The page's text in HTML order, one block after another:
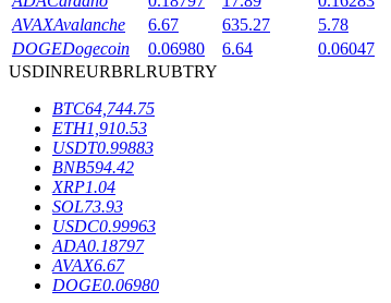
Altos retornos e acesso instantâneo
Launchpool
Staking flexível para ganhar tokens populares.
AVAXAvalanche 6.67 635.27 5.78
DOGEDogecoin 0.06980 6.64 0.06047
USDINREURBRLRUBTRY
BTC64,744.75
ETH1,910.53
USDT0.99883
BNB594.42
XRP1.04
SOL73.93
USDC0.99963
ADA0.18797
AVAX6.67
DOGE0.06980